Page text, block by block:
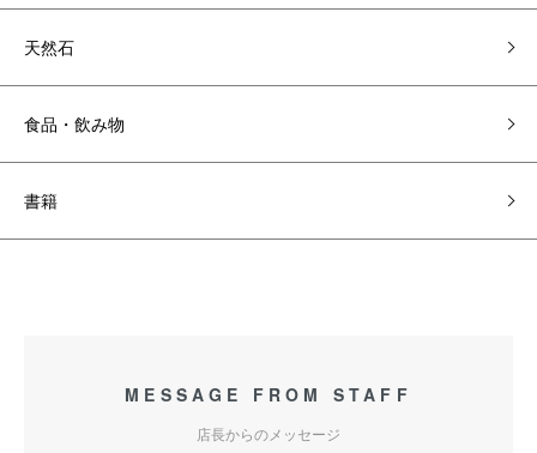
天然石
食品・飲み物
書籍
MESSAGE FROM STAFF
店長からのメッセージ